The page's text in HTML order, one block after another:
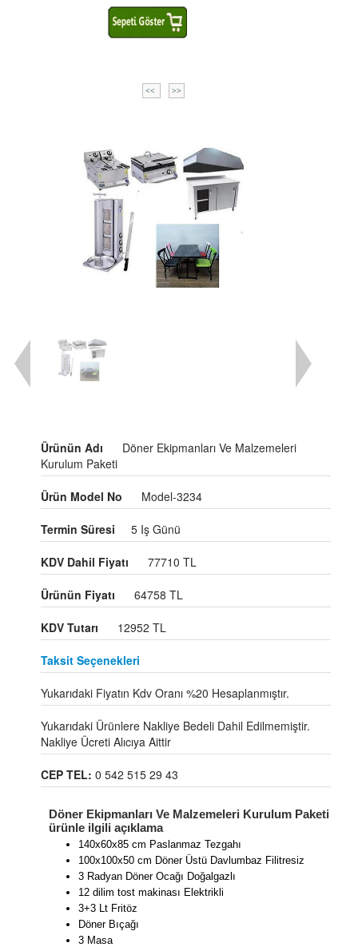
<< >>
Ürünün Adı
Döner Ekipmanları Ve Malzemeleri
Kurulum Paketi
Ürün Model No Model-3234
Termin Süresi 5 Iş Günü
KDV Dahil Fiyatı 77710 TL
Ürünün Fiyatı 64758 TL
KDV Tutarı 12952 TL
Taksit Seçenekleri
Yukarıdaki Fiyatın Kdv Oranı %20 Hesaplanmıştır.
Yukarıdaki Ürünlere Nakliye Bedeli Dahil Edilmemiştir.
Nakliye Ücreti Alıcıya Aittir
CEP TEL: 0 542 515 29 43
Döner Ekipmanları Ve Malzemeleri Kurulum Paketi
ürünle ilgili açıklama
140x60x85 cm Paslanmaz Tezgahı
100x100x50 cm Döner Üstü Davlumbaz Filitresiz
3 Radyan Döner Ocağı Doğalgazlı
12 dilim tost makinası Elektrikli
3+3 Lt Fritöz
Döner Bıçağı
3 Masa